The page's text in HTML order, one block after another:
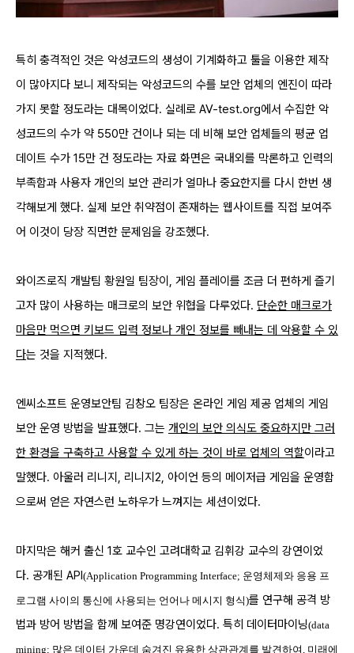
특히 충격적인 것은 악성코드의 생성이 기계화하고 툴을 이용한 제작
이 많아지다 보니 제작되는 악성코드의 수를 보안 업체의 엔진이 따라
가지 못할 정도라는 대목이었다. 실례로 AV-test.org에서 수집한 악
성코드의 수가 약 550만 건이나 되는 데 비해 보안 업체들의 평균 업
데이트 수가 15만 건 정도라는 자료 화면은 국내외를 막론하고 인력의
부족함과 사용자 개인의 보안 관리가 얼마나 중요한지를 다시 한번 생
각해보게 했다. 실제 보안 취약점이 존재하는 웹사이트를 직접 보여주
어 이것이 당장 직면한 문제임을 강조했다.
와이즈로직 개발팀 황원일 팀장이, 게임 플레이를 조금 더 편하게 즐기
고자 많이 사용하는 매크로의 보안 위협을 다루었다. 단순한 매크로가
마음만 먹으면 키보드 입력 정보나 개인 정보를 빼내는 데 악용할 수 있
다는 것을 지적했다.
엔씨소프트 운영보안팀 김창오 팀장은 온라인 게임 제공 업체의 게임
보안 운영 방법을 발표했다. 그는 개인의 보안 의식도 중요하지만 그러
한 환경을 구축하고 사용할 수 있게 하는 것이 바로 업체의 역할이라고
말했다. 아울러 리니지, 리니지2, 아이언 등의 메이저급 게임을 운영함
으로써 얻은 자연스런 노하우가 느껴지는 세션이었다.
마지막은 해커 출신 1호 교수인 고려대학교 김휘강 교수의 강연이었
다. 공개된 API(Application Programming Interface; 운영체제와 응용 프
로그램 사이의 통신에 사용되는 언어나 메시지 형식)를 연구해 공격 방
법과 방어 방법을 함께 보여준 명강연이었다. 특히 데이터마이닝(data
mining; 많은 데이터 가운데 숨겨진 유용한 상관관계를 발견하여, 미래에